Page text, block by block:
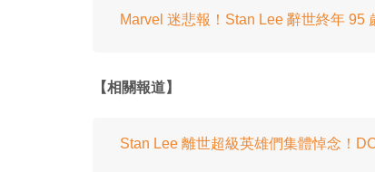
Marvel 迷悲報！Stan Lee 辭世終年 95
【相關報道】
Stan Lee 離世超級英雄們集體悼念！